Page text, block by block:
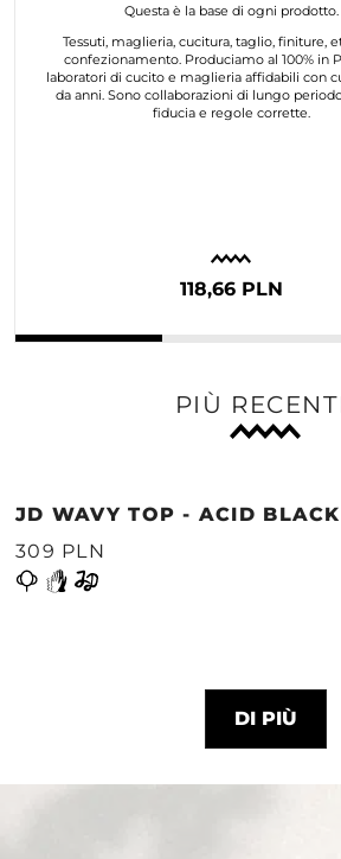
Questa è la base di ogni prodotto.
Tessuti, maglieria, cucitura, taglio, finiture,
confezionamento. Produciamo al 100% in
laboratori di cucito e maglieria affidabili con
da anni. Sono collaborazioni di lungo
fiducia e regole corrette.
118,66 PLN
PIÙ
JD WAVY TOP - ACID BLACK
309 PLN
DI PIÙ